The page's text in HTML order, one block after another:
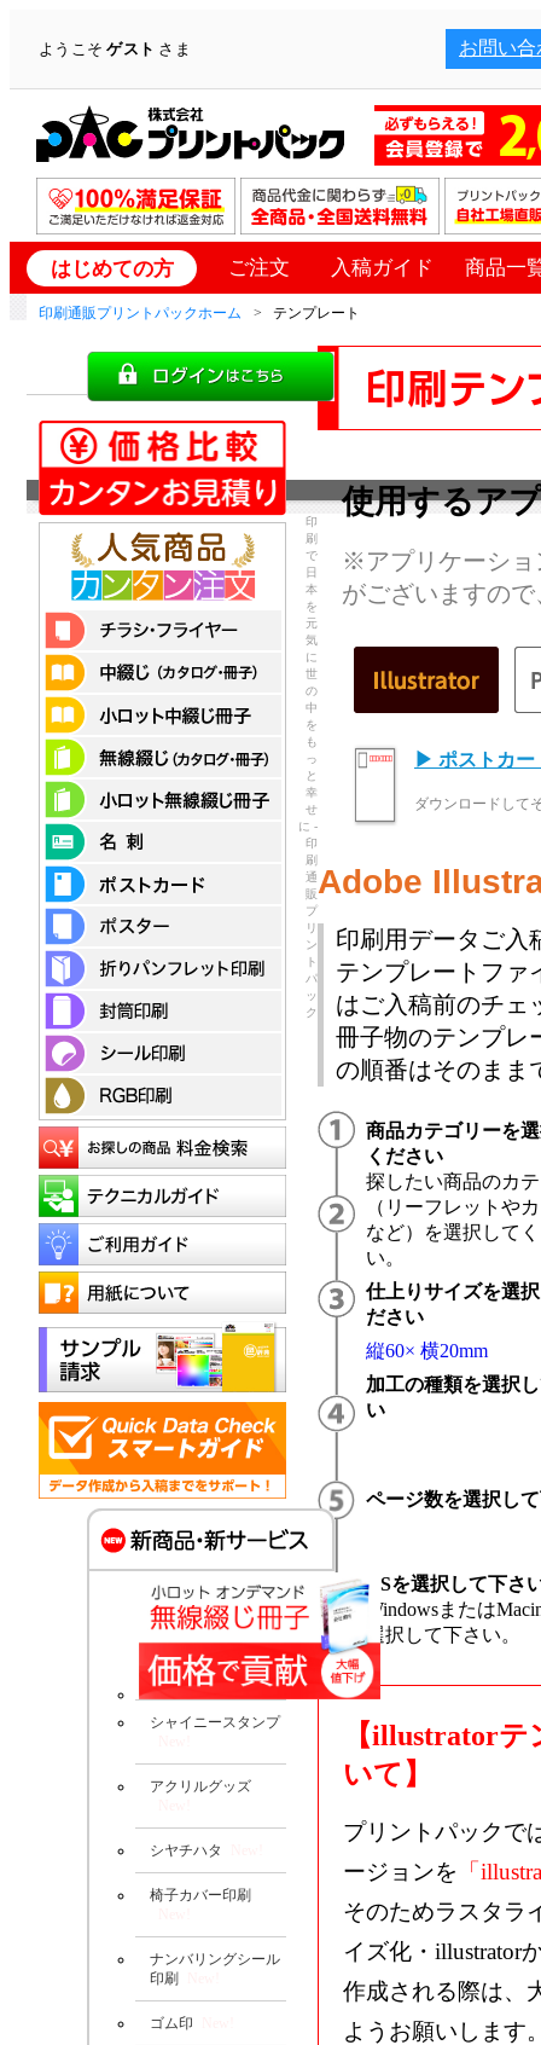
ようこそゲスト さま お問い合
はじめての方 ご注文 入稿ガイド 商品一
印刷通販プリントパックホーム テンプレート
使用するア
※アプリケーショ
がございますの
▶ ポストカー
ダウンロードして
Adobe
印刷用データご入
テンプレートファ
はご入稿前のチェ
冊子物のテンプレ
の順番はそのまま
商品カテゴリーを
ください
探したい商品のカ
（リーフレットや
など）を選択して
い。
仕上りサイズを選
ださい
縦60× 横20mm
加工の種類を選択
い
ページ数を選択し
OSを選択して下さ
Windowsまたは
選択して下さい。
【illustrator
いて】
プリントパックで
ージョンを 「
そのためラスタラ
イズ化・illustrator
作成される際は、
ようお願いします
シャイニースタンプ
アクリルグッズ
シヤチハタ
椅子カバー印刷
ナンバリングシール
印刷
ゴム印
印
刷
で
日
本
を
元
気
に
世
の
中
を
も
っ
と
幸
せ
に -
印
刷
通
販
プ
リ
ン
ト
パ
ッ
ク